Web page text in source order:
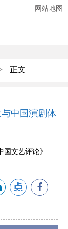
网站地图
正文
中国演剧体
国文艺评论》